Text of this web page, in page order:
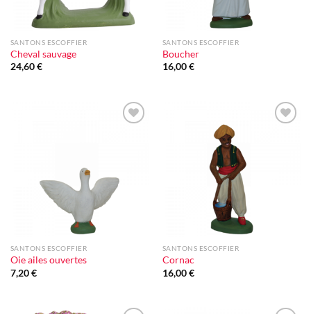
SANTONS ESCOFFIER
Cheval sauvage
24,60€
SANTONS ESCOFFIER
Boucher
16,00€
SANTONS ESCOFFIER
Oie ailes ouvertes
7,20€
SANTONS ESCOFFIER
Cornac
16,00€